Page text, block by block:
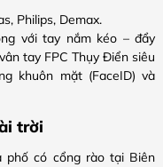
Philips, Demax.
với tay nắm kéo – đẩy
tay FPC Thụy Điển siêu
khuôn mặt (FaceID) và
trời
phố có cổng rào tại Biên